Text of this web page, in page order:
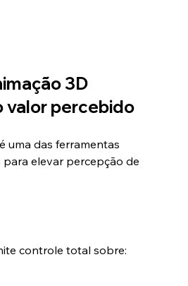
3D
valor percebido
uma das ferramentas
para elevar percepção de
controle total sobre: